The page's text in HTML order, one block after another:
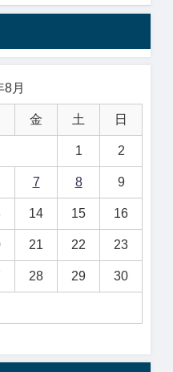
8月
金 土 日
1 2
7 8 9
14 15 16
21 22 23
28 29 30